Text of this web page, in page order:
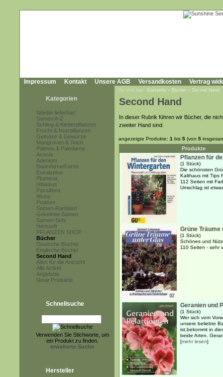
Impressum Kontakt Unsere AGB Versandkosten Vertrag
Kategorien
Wieder lieferbar!
Samen A-Z
Schling & Kletterpflanzen
Frucht & Nutzpflanzen
Gemüse & Gewürze
Mangroven & Teich
Palmen & Palmfarne
Acacia
Adenium
Baumfarne/Farne
Eucalyptus
Plumeria
Hibiskus
Passiflora
Musa
Proteen
Samen-Raritäten
Gekeimte Samen
Samen-Sets
Herkunft
PFLANZEN SHOP
Bücher
Deutsche Bücher
Englische Bücher
Second Hand
Alles für die Anzucht
Alle Artikel
Angebote
Neue Produkte
Schnellsuche
Verwenden Sie Stichworte, um
ein Produkt zu finden.
erweiterte Suche
Hersteller
Sie sind hier: Startseite » Bücher » Second Hand
Second Hand
In dieser Rubrik führen wir Bücher, die
zweiter Hand sind.
angezeigte Produkte: 1 bis 5 (von 5
Produkte
Pflanzen für
(1 Stück)
Die schönsten
Kalthaus mit Tips
112 Seiten mit
Umschlag ist
Grüne Träume
(1 Stück)
Schönes und
110 Seiten - sehr
Geranien und
(1 Stück)
Wer sich vom
unsere beliebte
ist,bekommt in
beide Arten.
[mehr lesen]